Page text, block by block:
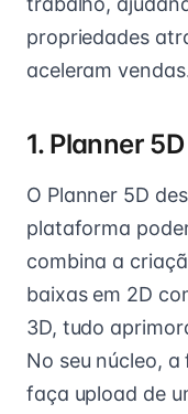
propriedades
aceleram
1. Planner
O Planner 5D
plataforma
combina a
baixas em 2D
3D, tudo
No seu núcleo,
faça upload de